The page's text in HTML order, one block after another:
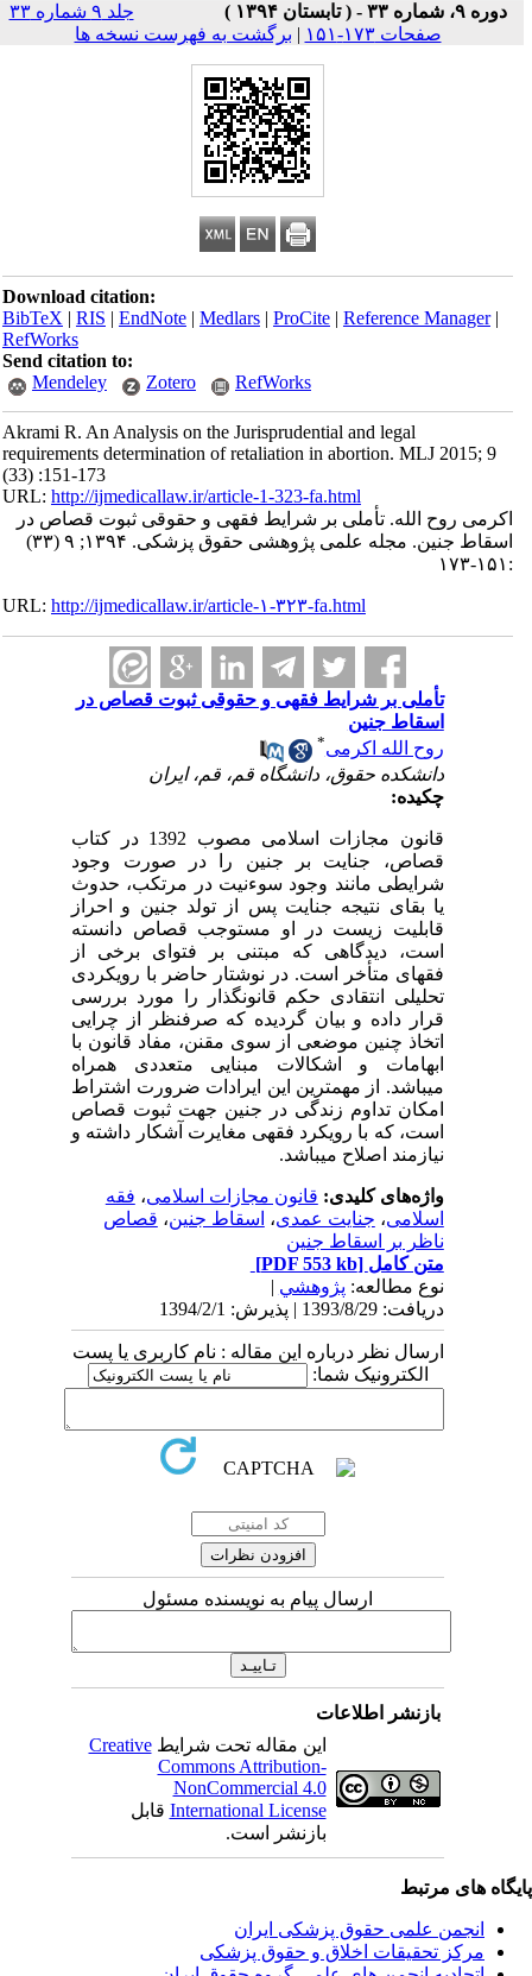
دوره ۹، شماره ۳۳ - ( تابستان ۱۳۹۴ )
جلد ۹ شماره ۳۳
صفحات ۱۷۳-۱۵۱
| برگشت به فهرست نسخه ها
Download citation:
BibTeX|RIS|EndNote|Medlars|ProCite|Reference Manager
RefWorks
Send citation to:
Mendeley
Zotero RefWorks
Akrami R. An Analysis on the Jurisprudential and legal
requirements determination of retaliation in abortion. MLJ 2015; 9
(33) :151-173
URL:http://ijmedicallaw.ir/article-1-323-fa.html
اکرمی روح الله. تأملی بر شرایط فقهی و حقوقی ثبوت قصاص در
اسقاط جنین. مجله علمی پژوهشی حقوق پزشکی. ۱۳۹۴; ۹ (۳۳)
URL:http://ijmedicallaw.ir/article-۱-۳۲۳-fa.html
تأملی بر شرایط فقهی و حقوقی ثبوت قصاص در
اسقاط جنین
روح الله اکرمی
دانشکده حقوق، دانشگاه قم، قم، ایران
چکیده:
قانون مجازات اسلامی مصوب 1392 در کتاب
قصاص، جنایت بر جنین را در صورت وجود
شرایطی مانند وجود سوءنیت در مرتکب، حدوث
یا بقای نتیجه جنایت پس از تولد جنین و احراز
قابلیت زیست در او مستوجب قصاص دانسته
است، دیدگاهی که مبتنی بر فتوای برخی از
فقهای متأخر است. در نوشتار حاضر با رویکردی
تحلیلی انتقادی حکم قانونگذار را مورد بررسی
قرار داده و بیان گردیده که صرفنظر از چرایی
اتخاذ چنین موضعی از سوی مقنن، مفاد قانون با
ابهامات و اشکالات مبنایی متعددی همراه
میباشد. از مهمترین این ایرادات ضرورت اشتراط
امکان تداوم زندگی در جنین جهت ثبوت قصاص
است، که با رویکرد فقهی مغایرت آشکار داشته و
نیازمند اصلاح میباشد.
واژه‌های کلیدی:قانون مجازات اسلامی،فقه
اسلامی،جنایت عمدی،اسقاط جنین،قصاص
ناظر بر اسقاط جنین
متن کامل[PDF 553 kb]
نوع مطالعه:پژوهشي|
دریافت: 1393/8/29 | پذیرش: 1394/2/1
ارسال نظر درباره این مقاله : نام کاربری یا پست
الکترونیک شما:
ارسال پیام به نویسنده مسئول
بازنشر اطلاعات
این مقاله تحت شرایطCreative
Commons Attribution-
NonCommercial 4.0
International Licenseقابل
بازنشر است.
های مرتبط
انجمن علمی حقوق پزشکی ایران
مرکز تحقیقات اخلاق و حقوق پزشکی